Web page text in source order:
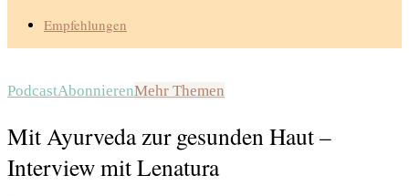
Empfehlungen
PodcastAbonnierenMehr Themen
Mit Ayurveda zur gesunden Haut –
Interview mit Lenatura